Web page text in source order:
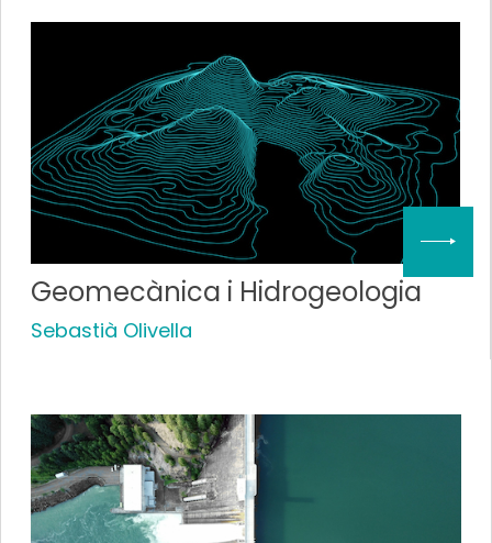
Geomecànica i Hidrogeologia
Sebastià Olivella